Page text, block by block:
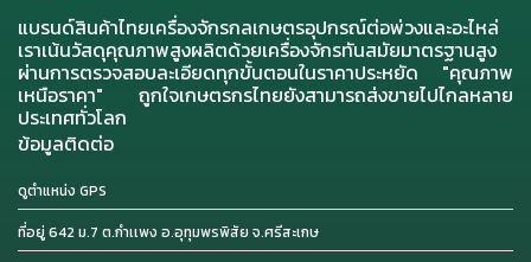
แบรนด์สินค้าไทยเครื่องจักรกลเกษตรอุปกรณ์ต่อพ่วงและอะไหล่
เราเน้นวัสดุคุณภาพสูงผลิตด้วยเครื่องจักรทันสมัยมาตรฐานสูง
ผ่านการตรวจสอบละเอียดทุกขั้นตอนในราคาประหยัด "คุณภาพ
เหนือราคา" ถูกใจเกษตรกรไทยยังสามารถส่งขายไปไกลหลาย
ประเทศทั่วโลก
ข้อมูลติดต่อ
ดูตำแหน่ง GPS
ที่อยู่ 642 ม.7 ต.กำเเพง อ.อุทุมพรพิสัย จ.ศรีสะเกษ